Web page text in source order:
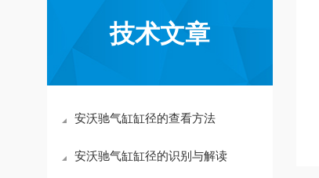
技术文章
安沃驰气缸缸径的查看方法
安沃驰气缸缸径的识别与解读